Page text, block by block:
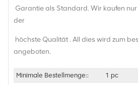
Garantie als Standard. Wir kaufen
der
höchste Qualität . All dies wird zum
angeboten.
Minimale Bestellmenge::
1 pc